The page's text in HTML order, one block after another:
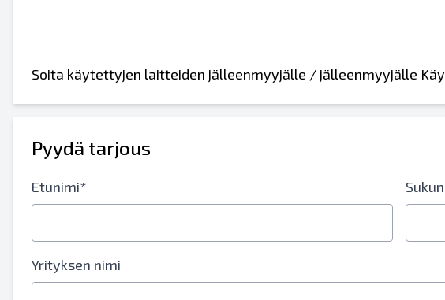
Soita käytettyjen laitteiden jälleenmyyjälle / jälleenmyyjälle
Pyydä tarjous
Etunimi*
Yrityksen nimi